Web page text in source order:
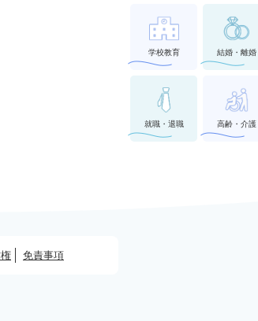
学校教育 結婚・離婚
就職・退職 高齢・介護
免責事項